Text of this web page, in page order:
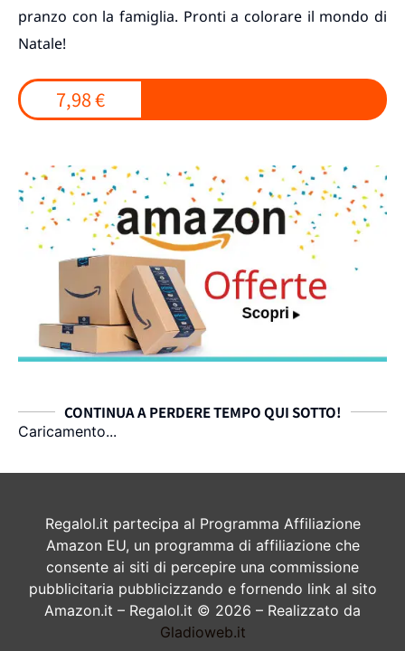
pranzo con la famiglia. Pronti a colorare il mondo di
Natale!
7,98 €
CONTINUA A PERDERE TEMPO QUI SOTTO!
Caricamento...
Regalol.it partecipa al Programma Affiliazione
Amazon EU, un programma di affiliazione che
consente ai siti di percepire una commissione
pubblicitaria pubblicizzando e fornendo link al sito
Amazon.it – Regalol.it © 2026 – Realizzato da
Gladioweb.it